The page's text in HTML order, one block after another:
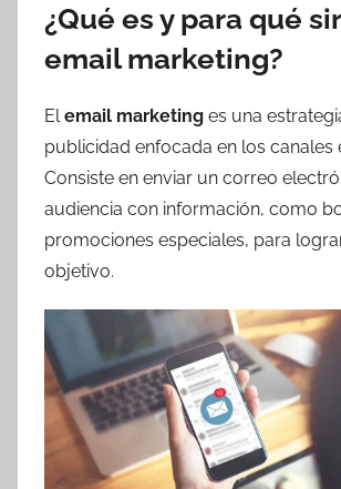
¿Qué es y para qué
email marketing?
El email marketing es una
publicidad enfocada en los canales
Consiste en enviar un correo
audiencia con información, como
promociones especiales, para
objetivo.